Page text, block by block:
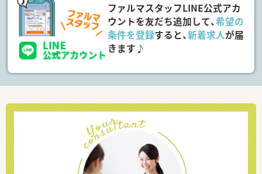
ファルマスタッフLINE公式アカ
ウントを友だち追加して、希望の
条件を登録すると、新着求人が届
きます♪